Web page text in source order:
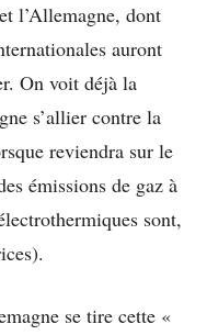
l’Allemagne, dont
auront
On voit déjà la
s’allier contre la
reviendra sur le
émissions de gaz à
sont,
se tire cette «